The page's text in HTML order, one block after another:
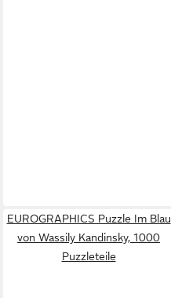
EUROGRAPHICS Puzzle Im Blau
von Wassily Kandinsky, 1000
Puzzleteile